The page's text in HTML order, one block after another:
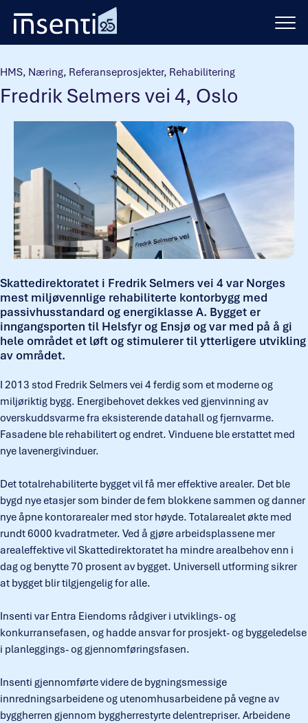
HMS, Næring, Referanseprosjekter, Rehabilitering
Fredrik Selmers vei 4, Oslo
Skattedirektoratet i Fredrik Selmers vei 4 var Norges
mest miljøvennlige rehabiliterte kontorbygg med
passivhusstandard og energiklasse A. Bygget er
inngangsporten til Helsfyr og Ensjø og var med på å gi
hele området et løft og stimulerer til ytterligere utvikling
av området.
I 2013 stod Fredrik Selmers vei 4 ferdig som et moderne og
miljøriktig bygg. Energibehovet dekkes ved gjenvinning av
overskuddsvarme fra eksisterende datahall og fjernvarme.
Fasadene ble rehabilitert og endret. Vinduene ble erstattet med
nye lavenergivinduer.
Det totalrehabiliterte bygget vil få mer effektive arealer. Det ble
bygd nye etasjer som binder de fem blokkene sammen og danner
nye åpne kontorarealer med stor høyde. Totalarealet økte med
rundt 6000 kvadratmeter. Ved å gjøre arbeidsplassene mer
arealeffektive vil Skattedirektoratet ha mindre arealbehov enn i
dag og benytte 70 prosent av bygget. Universell utforming sikrer
at bygget blir tilgjengelig for alle.
Insenti var Entra Eiendoms rådgiver i utviklings- og
konkurransefasen, og hadde ansvar for prosjekt- og byggeledelse
i planleggings- og gjennomføringsfasen.
Insenti gjennomførte videre de bygningsmessige
innredningsarbeidene og utenomhusarbeidene på vegne av
byggherren gjennom byggherrestyrte delentrepriser. Arbeidene